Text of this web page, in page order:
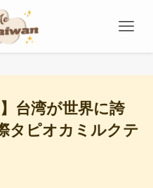
台湾が世界に誇
タピオカミルクテ